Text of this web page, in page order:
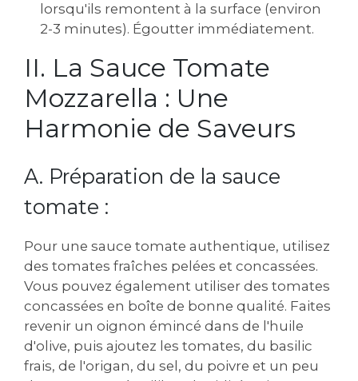
lorsqu'ils remontent à la surface (environ
2-3 minutes). Égoutter immédiatement.
II. La Sauce Tomate
Mozzarella : Une
Harmonie de Saveurs
A. Préparation de la sauce
tomate :
Pour une sauce tomate authentique, utilisez
des tomates fraîches pelées et concassées.
Vous pouvez également utiliser des tomates
concassées en boîte de bonne qualité. Faites
revenir un oignon émincé dans de l'huile
d'olive, puis ajoutez les tomates, du basilic
frais, de l'origan, du sel, du poivre et un peu